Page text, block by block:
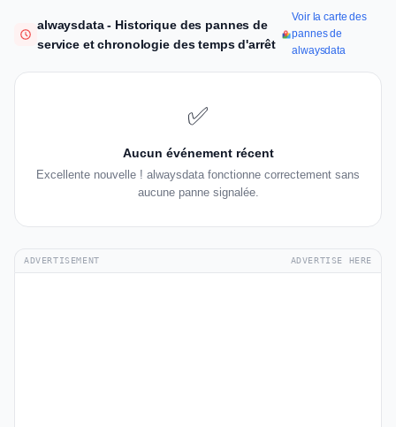
alwaysdata - Historique des pannes de
service et chronologie des temps d'arrêt
Voir la carte des
pannes de
alwaysdata
✅
Aucun événement récent
Excellente nouvelle ! alwaysdata fonctionne correctement sans
aucune panne signalée.
ADVERTISEMENT ADVERTISE HERE